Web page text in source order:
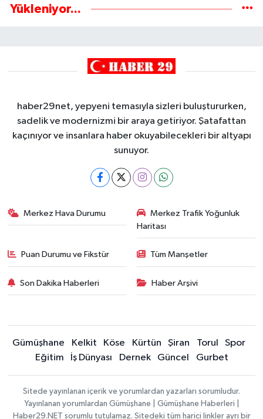
Yükleniyor...
haber29net, yepyeni temasıyla sizleri buluştururken,
sadelik ve modernizmi bir araya getiriyor. Şatafattan
kaçınıyor ve insanlara haber okuyabilecekleri bir altyapı
sunuyor.
Merkez Hava Durumu
Merkez Trafik Yoğunluk
Haritası
Puan Durumu ve Fikstür Tüm Manşetler
Son Dakika Haberleri Haber Arşivi
Gümüşhane Kelkit Köse Kürtün Şiran Torul
Spor
Eğitim
İş Dünyası Dernek Güncel Gurbet
Sitede yayınlanan içerik ve yorumlardan yazarları sorumludur.
Yayınlanan yorumlardan Gümüşhane | Gümüşhane Haberleri |
Haber29.NET sorumlu tutulamaz. Sitedeki tüm harici linkler ayrı bir